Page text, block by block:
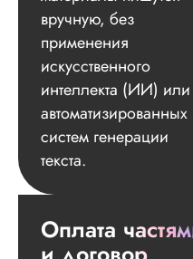
вручную, без
применения
искусственного
интеллекта (ИИ) или
автоматизированных
систем генерации
текста.
Оплата